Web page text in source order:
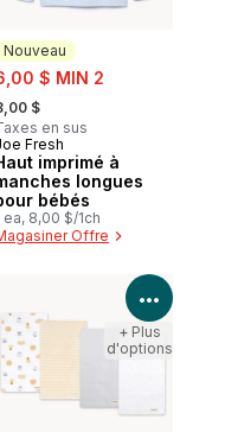
Nouveau
$ MIN 2
, formerly:
$
en sus
Fresh
imprimé à
longues
bébés
ea, 8,00 $/1ch
Offre
du produit Voir
+ Plus
d'options